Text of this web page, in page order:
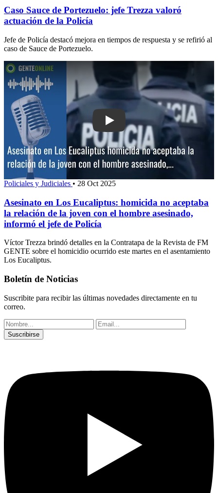
Caso Sauce de Portezuelo: jefe Trezza valoró
actuación de la Policía
Jefe de Policía destacó mejora en tiempos de respuesta y se refirió al
caso de Sauce de Portezuelo.
Play: Asesinato en Los Eucaliptus:
Policiales y Judiciales • 28 Oct 2025
Asesinato en Los Eucaliptus: homicida no aceptaba
la relación de la joven con el hombre asesinado,
informó el jefe de Policía
Víctor Trezza brindó detalles en la Contratapa de la Revista de FM
GENTE sobre el homicidio ocurrido este martes en el asentamiento
Los Eucaliptus.
Boletín de Noticias
Suscribite para recibir las últimas novedades directamente en tu
correo.
Suscribirse